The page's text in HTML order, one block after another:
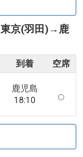
東京(羽田) → 鹿
到着 空席
鹿児島
18:10